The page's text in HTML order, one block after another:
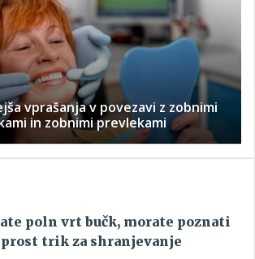
vprašanja v povezavi z zobnimi
in zobnimi prevlekami
poln vrt bučk, morate poznati
trik za shranjevanje